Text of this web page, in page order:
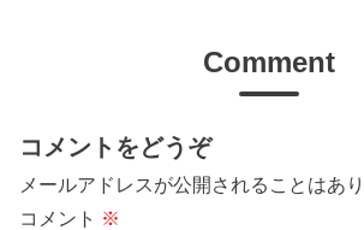
Comment
コメントをどうぞ
メールアドレスが公開されることはあり
コメント ※